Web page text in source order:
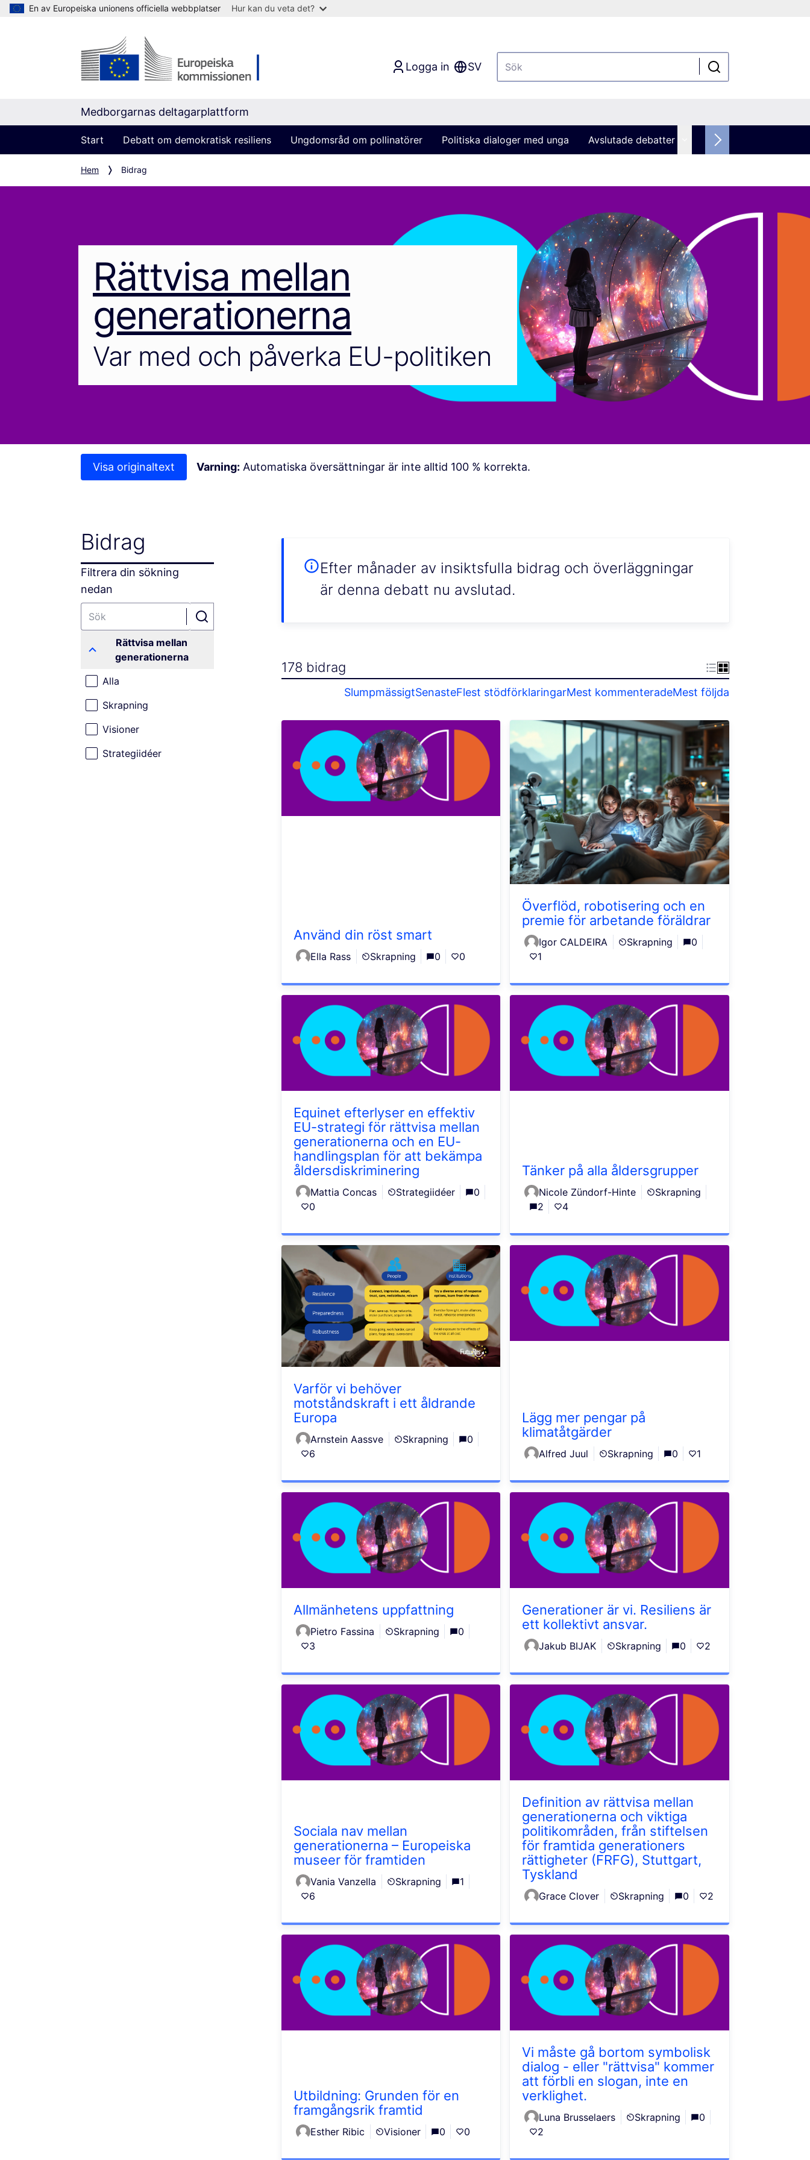
En av Europeiska unionens officiella webbplatser Hur kan du veta det?
Logga in SV
Medborgarnas deltagarplattform
Start Debatt om demokratisk resiliens Ungdomsråd om pollinatörer Politiska dialoger med unga Avslutade debatter
Hem Bidrag
Rättvisa mellan
generationerna
Var med och påverka EU-politiken
Visa originaltext Varning: Automatiska översättningar är inte alltid 100 % korrekta.
Bidrag
Filtrera din sökning
nedan
Rättvisa mellan
generationerna
Alla
Skrapning
Visioner
Strategiidéer
Efter månader av insiktsfulla bidrag och överläggningar
är denna debatt nu avslutad.
178 bidrag
SlumpmässigtSenasteFlest stödförklaringarMest kommenteradeMest följda
Använd din röst smart
Ella Rass Skrapning 0 0
Överflöd, robotisering och en
premie för arbetande föräldrar
Igor CALDEIRA Skrapning
0
1
Equinet efterlyser en effektiv
EU-strategi för rättvisa mellan
generationerna och en EU-
handlingsplan för att bekämpa
åldersdiskriminering
Mattia Concas Strategiidéer
0
0
Tänker på alla åldersgrupper
Nicole Zündorf-Hinte
Skrapning
2
4
Varför vi behöver
motståndskraft i ett åldrande
Europa
Arnstein Aassve Skrapning
0
6
Lägg mer pengar på
klimatåtgärder
Alfred Juul Skrapning 0 1
Allmänhetens uppfattning
Pietro Fassina Skrapning
0
3
Generationer är vi. Resiliens är
ett kollektivt ansvar.
Jakub BIJAK Skrapning 0 2
Sociala nav mellan
generationerna – Europeiska
museer för framtiden
Vania Vanzella Skrapning
1
6
Definition av rättvisa mellan
generationerna och viktiga
politikområden, från stiftelsen
för framtida generationers
rättigheter (FRFG), Stuttgart,
Tyskland
Grace Clover Skrapning 0 2
Utbildning: Grunden för en
framgångsrik framtid
Esther Ribic Visioner 0 0
Vi måste gå bortom symbolisk
dialog - eller "rättvisa" kommer
att förbli en slogan, inte en
verklighet.
Luna Brusselaers Skrapning
0
2